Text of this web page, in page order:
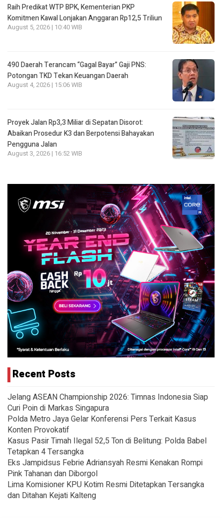
Raih Predikat WTP BPK, Kementerian PKP
Komitmen Kawal Lonjakan Anggaran Rp12,5 Triliun
August 5, 2026 | 10:40 WIB
490 Daerah Terancam “Gagal Bayar” Gaji PNS:
Potongan TKD Tekan Keuangan Daerah
August 4, 2026 | 15:06 WIB
Proyek Jalan Rp3,3 Miliar di Sepatan Disorot:
Abaikan Prosedur K3 dan Berpotensi Bahayakan
Pengguna Jalan
August 3, 2026 | 16:52 WIB
Recent Posts
Jelang ASEAN Championship 2026: Timnas Indonesia Siap
Curi Poin di Markas Singapura
Polda Metro Jaya Gelar Konferensi Pers Terkait Kasus
Konten Provokatif
Kasus Pasir Timah Ilegal 52,5 Ton di Belitung: Polda Babel
Tetapkan 4 Tersangka
Eks Jampidsus Febrie Adriansyah Resmi Kenakan Rompi
Pink Tahanan dan Diborgol
Lima Komisioner KPU Kotim Resmi Ditetapkan Tersangka
dan Ditahan Kejati Kalteng